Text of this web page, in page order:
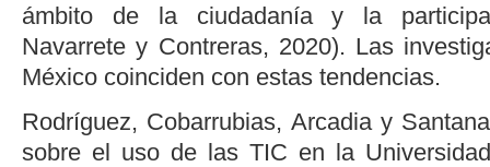
ámbito de la ciudadanía y la
Navarrete y Contreras, 2020). Las
México coinciden con estas tendencias.
Rodríguez, Cobarrubias, Arcadia y
sobre el uso de las TIC en la